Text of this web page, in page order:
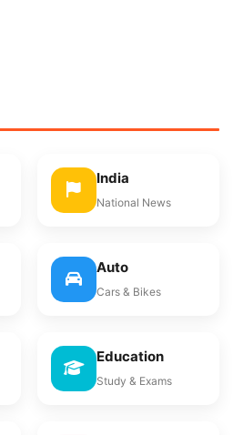
India
National News
Auto
Cars & Bikes
Education
Study & Exams